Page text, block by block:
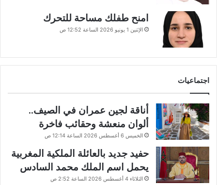
امنح طفلك مساحة للتحرك
الإثنين 1 يونيو 2026 الساعة 12:52 ص
اجتماعيات
أناقة لجين عمران في الصيف..
ألوان منعشة وحقائب فاخرة
الخميس 6 أغسطس 2026 الساعة 12:14 ص
حفيد جديد بالعائلة الملكية المغربية
يحمل اسم الملك محمد السادس
الثلاثاء 4 أغسطس 2026 الساعة 2:52 ص